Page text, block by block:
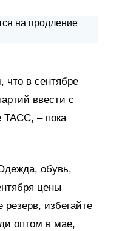
в сентябре
ввести с
ТАСС, – пока
обувь,
цены
избегайте
оптом в мае,